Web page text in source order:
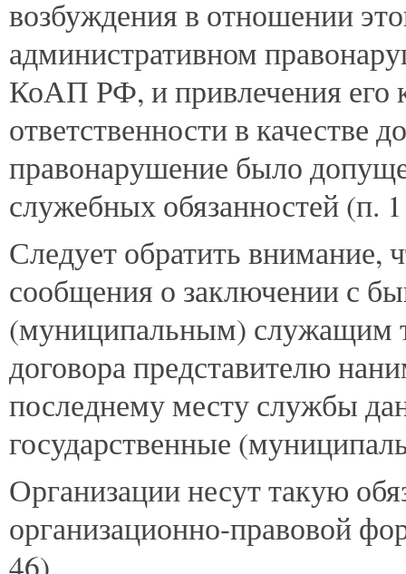
возбуждения в отношении
административном
КоАП РФ, и привлечения его
ответственности в качестве
правонарушение было
служебных обязанностей (п.
Следует обратить внимание,
сообщения о заключении с
(муниципальным) служащим
договора представителю
последнему месту службы
государственные
Организации несут такую
организационно-правовой
46)